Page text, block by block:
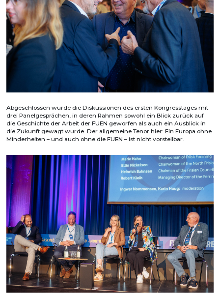
Abgeschlossen wurde die Diskussionen des ersten Kongresstages mit
drei Panelgesprächen, in deren Rahmen sowohl ein Blick zurück auf
die Geschichte der Arbeit der FUEN geworfen als auch ein Ausblick in
die Zukunft gewagt wurde. Der allgemeine Tenor hier: Ein Europa ohne
Minderheiten – und auch ohne die FUEN – ist nicht vorstellbar.